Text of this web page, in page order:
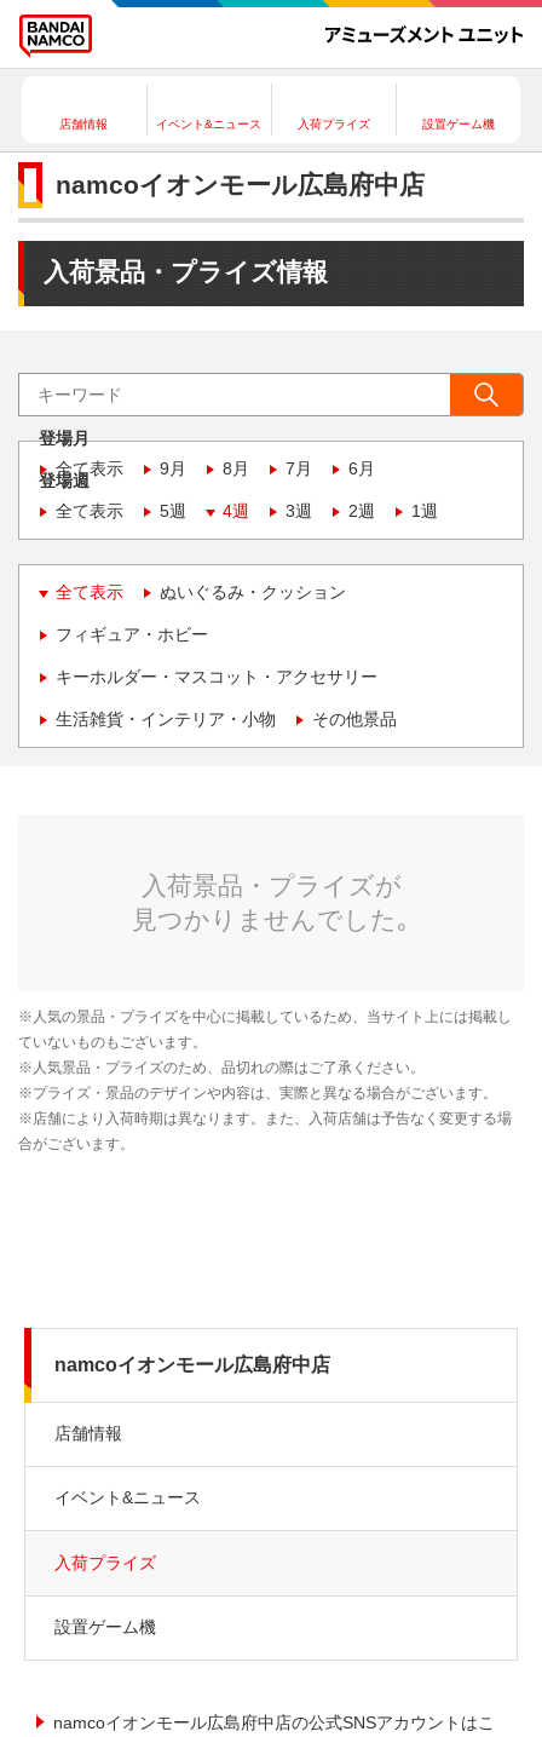
店舗情報 イベント&ニュース 入荷プライズ 設置ゲーム機
namcoイオンモール広島府中店
入荷景品・プライズ情報
登場月
全て表示
9月 8月 7月 6月
登場週
全て表示
5週 4週 3週 2週 1週
全て表示 ぬいぐるみ・クッション
フィギュア・ホビー
キーホルダー・マスコット・アクセサリー
生活雑貨・インテリア・小物 その他景品
namcoイオンモール広島府中店
店舗情報
イベント&ニュース
入荷プライズ
設置ゲーム機
namcoイオンモール広島府中店の公式SNSアカウントはこ